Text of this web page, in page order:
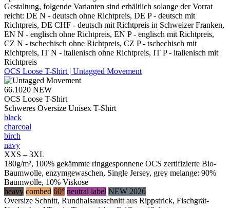
Gestaltung, folgende Varianten sind erhältlich solange der Vorrat
reicht: DE N - deutsch ohne Richtpreis, DE P - deutsch mit
Richtpreis, DE CHF - deutsch mit Richtpreis in Schweizer Franken,
EN N - englisch ohne Richtpreis, EN P - englisch mit Richtpreis,
CZ N - tschechisch ohne Richtpreis, CZ P - tschechisch mit
Richtpreis, IT N - italienisch ohne Richtpreis, IT P - italienisch mit
Richtpreis
OCS Loose T-Shirt | Untagged Movement
66.1020 NEW
OCS Loose T-Shirt
Schweres Oversize Unisex T-Shirt
black
charcoal
birch
navy
XXS – 3XL
180g/m², 100% gekämmte ringgesponnene OCS zertifizierte Bio-
Baumwolle, enzymgewaschen, Single Jersey, grey melange: 90%
Baumwolle, 10% Viskose
heavy combed 60° neutral label NEW 2026
Oversize Schnitt, Rundhalsausschnitt aus Rippstrick, Fischgrät-